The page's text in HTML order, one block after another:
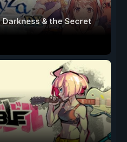
Darkness & the Secret